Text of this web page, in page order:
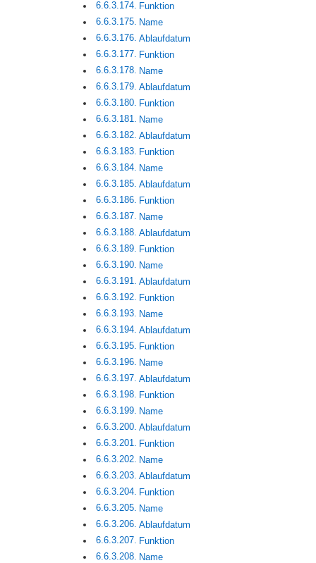
Funktion
Name
Ablaufdatum
Funktion
Name
Ablaufdatum
Funktion
Name
Ablaufdatum
Funktion
Name
Ablaufdatum
Funktion
Name
Ablaufdatum
Funktion
Name
Ablaufdatum
Funktion
Name
Ablaufdatum
Funktion
Name
Ablaufdatum
Funktion
Name
Ablaufdatum
Funktion
Name
Ablaufdatum
Funktion
Name
Ablaufdatum
Funktion
Name